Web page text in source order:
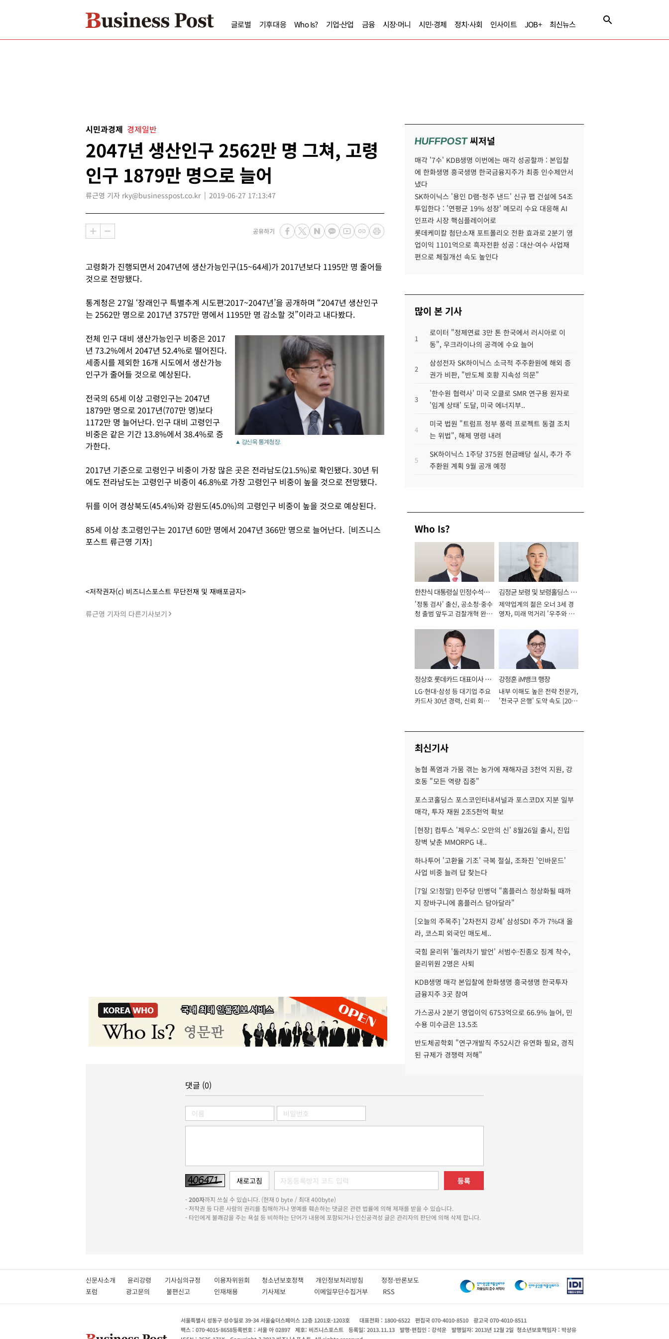
글로벌 기후대응 Who Is? 기업·산업 금융 시장·머니 시민·경제 정치·사회 인사이트 JOB+ 최신뉴스
시민과경제 경제일반
2047년 생산인구 2562만 명 그쳐, 고령
인구 1879만 명으로 늘어
류근영 기자 rky@businesspost.co.kr 2019-06-27 17:13:47
공유하기
고령화가 진행되면서 2047년에 생산가능인구(15~64세)가 2017년보다 1195만 명 줄어들
것으로 전망됐다.
통계청은 27일 ‘장래인구 특별추계 시도편:2017~2047년’을 공개하며 “2047년 생산인구
는 2562만 명으로 2017년 3757만 명에서 1195만 명 감소할 것”이라고 내다봤다.
▲ 강신욱 통계청장.
전체 인구 대비 생산가능인구 비중은 2017
년 73.2%에서 2047년 52.4%로 떨어진다.
세종시를 제외한 16개 시도에서 생산가능
인구가 줄어들 것으로 예상된다.
전국의 65세 이상 고령인구는 2047년
1879만 명으로 2017년(707만 명)보다
1172만 명 늘어난다. 인구 대비 고령인구
비중은 같은 기간 13.8%에서 38.4%로 증
가한다.
2017년 기준으로 고령인구 비중이 가장 많은 곳은 전라남도(21.5%)로 확인됐다. 30년 뒤
에도 전라남도는 고령인구 비중이 46.8%로 가장 고령인구 비중이 높을 것으로 전망됐다.
뒤를 이어 경상북도(45.4%)와 강원도(45.0%)의 고령인구 비중이 높을 것으로 예상된다.
85세 이상 초고령인구는 2017년 60만 명에서 2047년 366만 명으로 늘어난다. [비즈니스
포스트 류근영 기자]
<저작권자(c) 비즈니스포스트 무단전재 및 재배포금지>
류근영 기자의 다른기사보기
HUFFPOST씨저널
매각 '7수' KDB생명 이번에는 매각 성공할까 : 본입찰
에 한화생명 흥국생명 한국금융지주가 최종 인수제안서
냈다
SK하이닉스 '용인 D램-청주 낸드' 신규 팹 건설에 54조
투입한다 : '연평균 19% 성장' 메모리 수요 대응해 AI
인프라 시장 핵심플레이어로
롯데케미칼 첨단소재 포트폴리오 전환 효과로 2분기 영
업이익 1101억으로 흑자전환 성공 : 대산·여수 사업재
편으로 체질개선 속도 높인다
많이 본 기사
1
로이터 "정제연료 3만 톤 한국에서 러시아로 이
동", 우크라이나의 공격에 수요 늘어
2
삼성전자 SK하이닉스 소극적 주주환원에 해외 증
권가 비판, "반도체 호황 지속성 의문"
3
'한수원 협력사' 미국 오클로 SMR 연구용 원자로
'임계 상태' 도달, 미국 에너지부..
4
미국 법원 "트럼프 정부 풍력 프로젝트 동결 조치
는 위법", 해제 명령 내려
5
SK하이닉스 1주당 375원 현금배당 실시, 추가 주
주환원 계획 9월 공개 예정
Who Is?
한찬식 대통령실 민정수석비
서관
'정통 검사' 출신, 공소청·중수
청 출범 앞두고 검찰개혁 완수
김정균 보령 및 보령홀딩스 대
표이사 사장
제약업계의 젊은 오너 3세 경
영자, 미래 먹거리 '우주와 헬
정상호 롯데카드 대표이사 사
장
LG·현대·삼성 등 대기업 주요
카드사 30년 경력, 신뢰 회복
강정훈 iM뱅크 행장
내부 이해도 높은 전략 전문가,
'전국구 은행' 도약 속도 [2026
최신기사
농협 폭염과 가뭄 겪는 농가에 재해자금 3천억 지원, 강
호동 "모든 역량 집중"
포스코홀딩스 포스코인터내셔널과 포스코DX 지분 일부
매각, 투자 재원 2조5천억 확보
[현장] 컴투스 '제우스: 오만의 신' 8월26일 출시, 진입
장벽 낮춘 MMORPG 내..
하나투어 '고환율 기조' 극복 절실, 조좌진 '인바운드'
사업 비중 늘려 답 찾는다
[7일 오!정말] 민주당 민병덕 "홈플러스 정상화될 때까
지 장바구니에 홈플러스 담아달라"
[오늘의 주목주] '2차전지 강세' 삼성SDI 주가 7%대 올
라, 코스피 외국인 매도세..
국힘 윤리위 '돌려차기 발언' 서범수·진종오 징계 착수,
윤리위원 2명은 사퇴
KDB생명 매각 본입찰에 한화생명 흥국생명 한국투자
금융지주 3곳 참여
가스공사 2분기 영업이익 6753억으로 66.9% 늘어, 민
수용 미수금은 13.5조
반도체공학회 "연구개발직 주52시간 유연화 필요, 경직
된 규제가 경쟁력 저해"
댓글 (0)
등록
-200자까지 쓰실 수 있습니다. (현재 0 byte / 최대 400byte)
- 저작권 등 다른 사람의 권리를 침해하거나 명예를 훼손하는 댓글은 관련 법률에 의해 제재를 받을 수 있습니다.
- 타인에게 불쾌감을 주는 욕설 등 비하하는 단어가 내용에 포함되거나 인신공격성 글은 관리자의 판단에 의해 삭제 합니다.
신문사소개 윤리강령 기사심의규정 이용자위원회 청소년보호정책 개인정보처리방침 정정·반론보도
포럼
광고문의 불편신고 인재채용 기사제보 이메일무단수집거부 RSS
서울특별시 성동구 성수일로 39-34 서울숲더스페이스 12층 1201호-1203호 대표전화 : 1800-6522 편집국 070-4010-8510
광고국 070-4010-8511
팩스 : 070-4015-8658등록번호 : 서울 아 02897 제호: 비즈니스포스트 등록일: 2013.11.13 발행·편집인 : 강석운 발행일자: 2013년 12월 2일 청소년보호책임자 : 박상유